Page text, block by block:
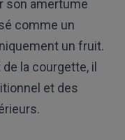
son amertume
comme un
un fruit.
la courgette, il
et des